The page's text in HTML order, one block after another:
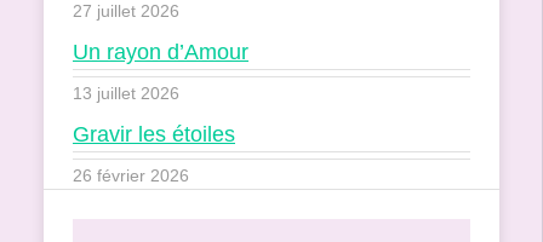
27 juillet 2026
Un rayon d’Amour
13 juillet 2026
Gravir les étoiles
26 février 2026